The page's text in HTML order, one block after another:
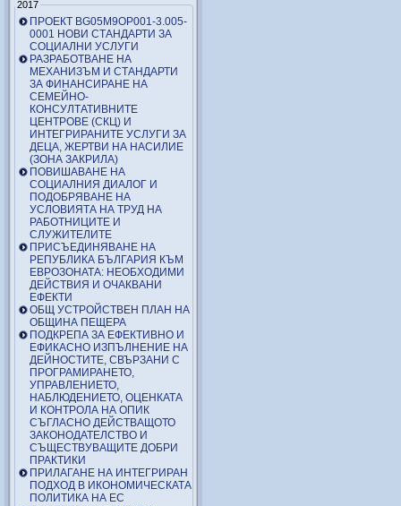
2017
ПРОЕКТ BG05M9OP001-3.005-
0001 НОВИ СТАНДАРТИ ЗА
СОЦИАЛНИ УСЛУГИ
РАЗРАБОТВАНЕ НА
МЕХАНИЗЪМ И СТАНДАРТИ
ЗА ФИНАНСИРАНЕ НА
СЕМЕЙНО-
КОНСУЛТАТИВНИТЕ
ЦЕНТРОВЕ (СКЦ) И
ИНТЕГРИРАНИТЕ УСЛУГИ ЗА
ДЕЦА, ЖЕРТВИ НА НАСИЛИЕ
(ЗОНА ЗАКРИЛА)
ПОВИШАВАНЕ НА
СОЦИАЛНИЯ ДИАЛОГ И
ПОДОБРЯВАНЕ НА
УСЛОВИЯТА НА ТРУД НА
РАБОТНИЦИТЕ И
СЛУЖИТЕЛИТЕ
ПРИСЪЕДИНЯВАНЕ НА
РЕПУБЛИКА БЪЛГАРИЯ КЪМ
ЕВРОЗОНАТА: НЕОБХОДИМИ
ДЕЙСТВИЯ И ОЧАКВАНИ
ЕФЕКТИ
ОБЩ УСТРОЙСТВЕН ПЛАН НА
ОБЩИНА ПЕЩЕРА
ПОДКРЕПА ЗА ЕФЕКТИВНО И
ЕФИКАСНО ИЗПЪЛНЕНИЕ НА
ДЕЙНОСТИТЕ, СВЪРЗАНИ С
ПРОГРАМИРАНЕТО,
УПРАВЛЕНИЕТО,
НАБЛЮДЕНИЕТО, ОЦЕНКАТА
И КОНТРОЛА НА ОПИК
СЪГЛАСНО ДЕЙСТВАЩОТО
ЗАКОНОДАТЕЛСТВО И
СЪЩЕСТВУВАЩИТЕ ДОБРИ
ПРАКТИКИ
ПРИЛАГАНЕ НА ИНТЕГРИРАН
ПОДХОД В ИКОНОМИЧЕСКАТА
ПОЛИТИКА НА ЕС